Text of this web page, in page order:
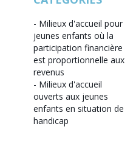
- Milieux d'accueil pour
jeunes enfants où la
participation financière
est proportionnelle aux
revenus
- Milieux d'accueil
ouverts aux jeunes
enfants en situation de
handicap